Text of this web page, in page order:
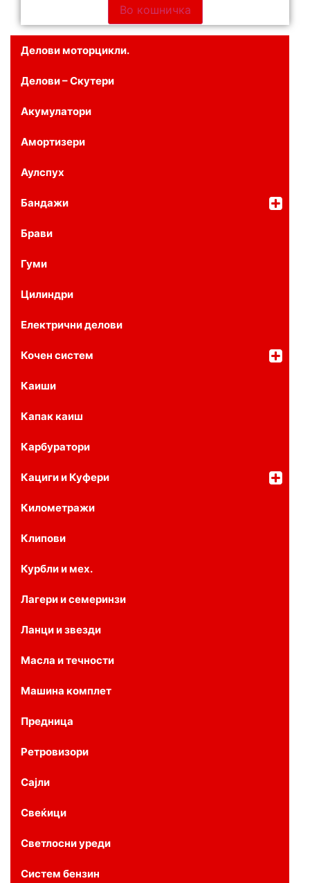
Делови моторцикли.
Делови – Скутери
Акумулатори
Амортизери
Аулспух
Бандажи
Брави
Гуми
Цилиндри
Електрични делови
Кочен систем
Каиши
Капак каиш
Карбуратори
Кациги и Куфери
Километражи
Клипови
Курбли и мех.
Лагери и семеринзи
Ланци и звезди
Масла и течности
Машина комплет
Предница
Ретровизори
Сајли
Свеќици
Светлосни уреди
Систем бензин
Во кошничка